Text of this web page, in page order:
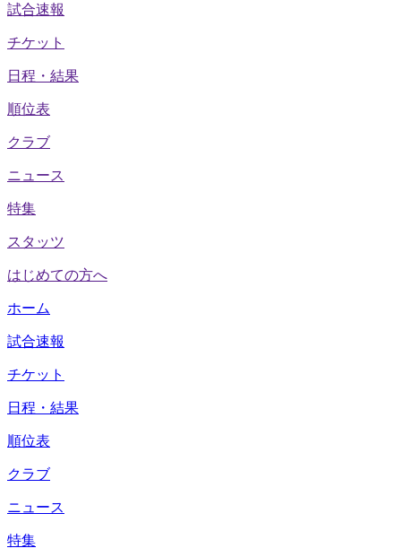
試合速報
チケット
日程・結果
順位表
クラブ
ニュース
特集
スタッツ
はじめての方へ
ホーム
試合速報
チケット
日程・結果
順位表
クラブ
ニュース
特集